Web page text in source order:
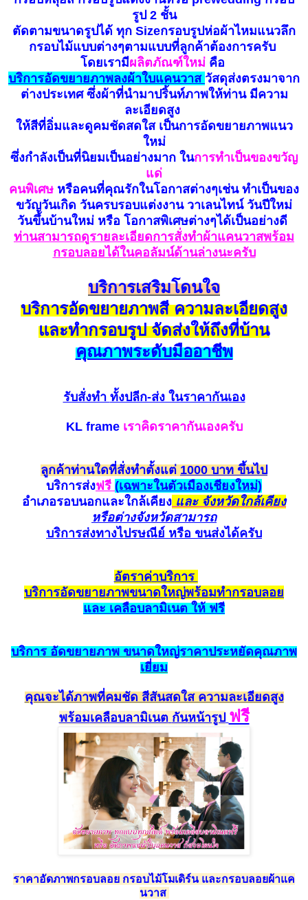
รูป 2 ชั้น
ตัดตามขนาดรูปได้ ทุก Sizeกรอบรูปห่อผ้าไหมแนวลึก
กรอบไม้แบบต่างๆตามแบบที่ลูกค้าต้องการครับ
โดยเรามีผลิตภัณฑ์ใหม่คือ
บริการอัดขยายภาพลงผ้าใบแคนวาส วัสดุส่งตรงมาจาก
ต่างประเทศ ซึ่งผ้าที่นำมาปริ้นท์ภาพให้ท่าน มีความ
ละเอียดสูง
ให้สีที่อิ่มและดูคมชัดสดใส เป็นการอัดขยายภาพแนว
ใหม่
ซึ่งกำลังเป็นที่นิยมเป็นอย่างมาก ในการทำเป็นของขวัญ
แด่
คนพิเศษ หรือคนที่คุณรักในโอกาสต่างๆเช่น ทำเป็นของ
ขวัญวันเกิด วันครบรอบแต่งงาน วาเลนไทน์ วันปีใหม่
วันขึ้นบ้านใหม่ หรือ โอกาสพิเศษต่างๆได้เป็นอย่างดี
ท่านสามารถดูรายละเอียดการสั่งทำผ้าแคนวาสพร้อม
กรอบลอยได้ในคอลัมน์ด้านล่างนะครับ
บริการเสริมโดนใจ
บริการอัดขยายภาพสี ความละเอียดสูง
และทำกรอบรูป จัดส่งให้ถึงที่บ้าน
คุณภาพระดับมืออาชีพ
รับสั่งทำ ทั้งปลีก-ส่ง ในราคากันเอง
KL frame เราคิดราคากันเองครับ
ลูกค้าท่านใดที่สั่งทำตั้งแต่ 1000 บาท ขึ้นไป
บริการส่งฟรี (เฉพาะในตัวเมืองเชียงใหม่)
อำเภอรอบนอกและใกล้เคียง และ จังหวัดใกล้เคียง
หรือต่างจังหวัดสามารถ
บริการส่งทางไปรษณีย์ หรือ ขนส่งได้ครับ
อัตราค่าบริการ
บริการอัดขยายภาพขนาดใหญ่พร้อมทำกรอบลอย
และ เคลือบลามิเนต ให้ ฟรี
บริการ อัดขยายภาพ ขนาดใหญ่ราคาประหยัดคุณภาพ
เยี่ยม
คุณจะได้ภาพที่คมชัด สีสันสดใส ความละเอียดสูง
พร้อมเคลือบลามิเนต กันหน้ารูป ฟรี
ราคาอัดภาพกรอบลอย กรอบไม้โมเดิร์น และกรอบลอยผ้าแค
นวาส